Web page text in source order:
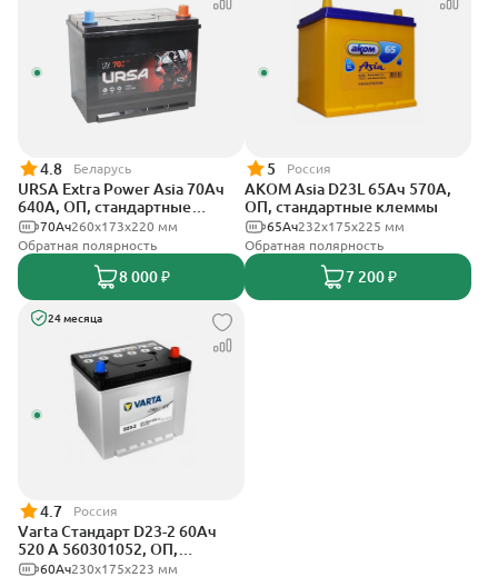
4.8 Беларусь
URSA Extra Power Asia 70Ач
640А, ОП, стандартные
клеммы260x173x220 мм
70Ач
Обратная полярность
8 000 ₽
5 Россия
АКОМ Asia D23L 65Ач 570А,
ОП, стандартные клеммы
232x175x225 мм
65Ач
Обратная полярность
7 200 ₽
24 месяца
4.7 Россия
Varta Стандарт D23-2 60Ач
520 A 560301052, ОП,
стандартные клеммы
230х175х223 мм
60Ач